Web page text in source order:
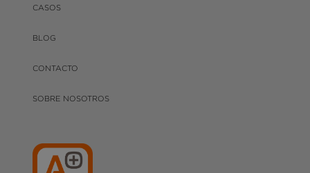
CASOS
BLOG
CONTACTO
SOBRE NOSOTROS